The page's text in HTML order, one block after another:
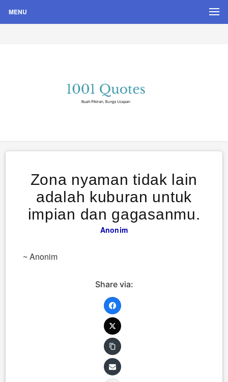
MENU
Quote Hari Puisi
Zona nyaman tidak lain
adalah kuburan untuk
impian dan gagasanmu.
Anonim
~ Anonim
Share via: